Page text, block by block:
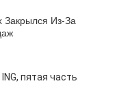
Из-За
пятая часть